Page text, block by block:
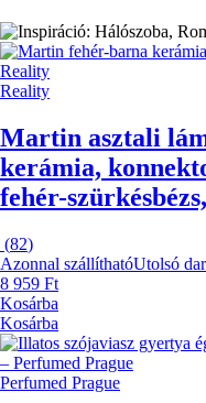
Reality
Martin asztali
kerámia,
fehér-
(82)
Azonnal szállíthatóUtolsó
8 959 Ft
Kosárba
Kosárba
Perfumed Prague